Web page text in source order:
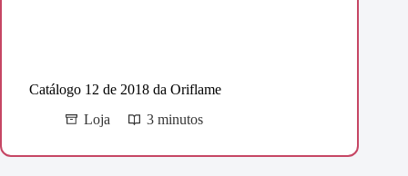
Catálogo 12 de 2018 da Oriflame
Loja
3 minutos